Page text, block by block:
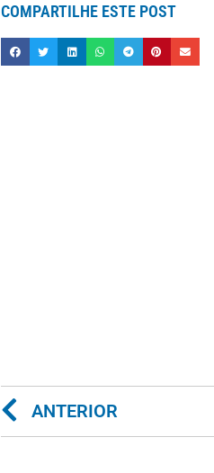
COMPARTILHE ESTE POST
ANTERIOR